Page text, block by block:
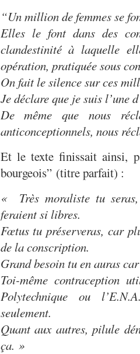
“Un million de femmes se
Elles le font dans des
clandestinité à laquelle
opération, pratiquée sous
On fait le silence sur ces
Je déclare que je suis l’une
De même que nous
anticonceptionnels, nous
Et le texte finissait ainsi,
bourgeois” (titre parfait) :
« Très moraliste tu
feraient si libres.
Fœtus tu préserveras, car
de la conscription.
Grand besoin tu en auras
Toi-même contraception
Polytechnique ou
seulement.
Quant aux autres, pilule
ça. »